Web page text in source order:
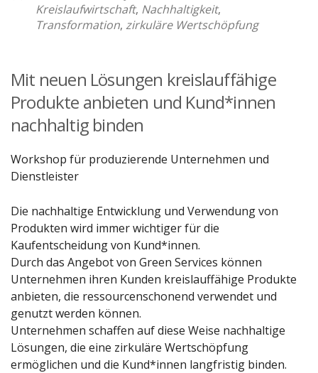
Kreislaufwirtschaft, Nachhaltigkeit,
Transformation, zirkuläre Wertschöpfung
Mit neuen Lösungen kreislauffähige
Produkte anbieten und Kund*innen
nachhaltig binden
Workshop für produzierende Unternehmen und
Dienstleister
Die nachhaltige Entwicklung und Verwendung von
Produkten wird immer wichtiger für die
Kaufentscheidung von Kund*innen.
Durch das Angebot von Green Services können
Unternehmen ihren Kunden kreislauffähige Produkte
anbieten, die ressourcenschonend verwendet und
genutzt werden können.
Unternehmen schaffen auf diese Weise nachhaltige
Lösungen, die eine zirkuläre Wertschöpfung
ermöglichen und die Kund*innen langfristig binden.